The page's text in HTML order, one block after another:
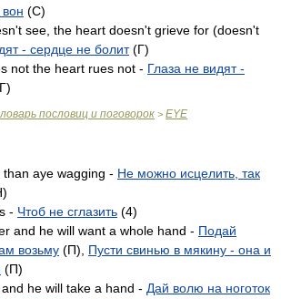
(C)
see, the heart doesn't grieve for (doesn't
- сердце не болит(Г)
not the heart rues not - Глаза не видят -
пословиц и поговорок > EYE
aye wagging - Не можно исцелить, так
- Чтоб не сглазить (4)
and he will want a whole hand - Подай
возьму (П), Пусти свинью в мякину - она и
(П)
he will take a hand - Дай волю на ноготок